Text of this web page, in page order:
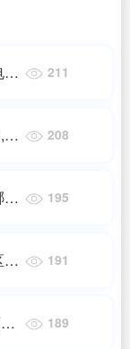
容
211
忻
208
里
195
四
191
189